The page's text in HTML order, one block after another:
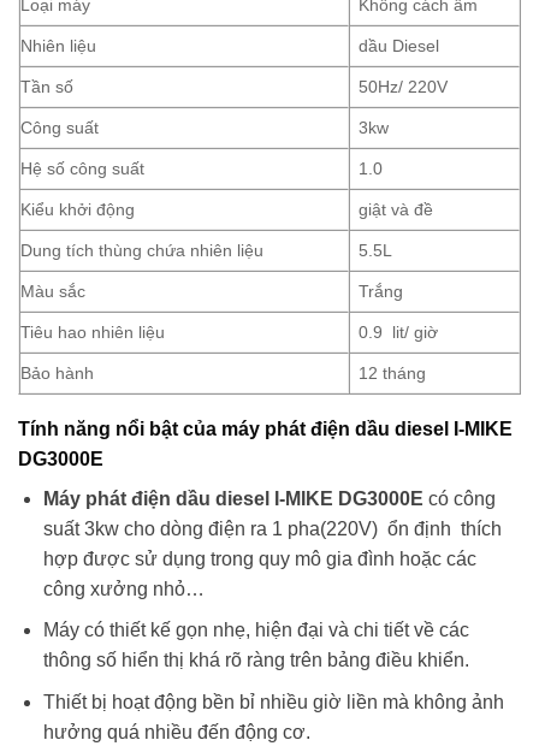
Loại máy Không cách âm
Nhiên liệu dầu Diesel
Tần số 50Hz/ 220V
Công suất 3kw
Hệ số công suất 1.0
Kiểu khởi động giật và đề
Dung tích thùng chứa nhiên liệu 5.5L
Màu sắc Trắng
Tiêu hao nhiên liệu 0.9 lit/ giờ
Bảo hành 12 tháng
Tính năng nổi bật của máy phát điện dầu diesel I-MIKE
DG3000E
Máy phát điện dầu diesel I-MIKE DG3000E có công
suất 3kw cho dòng điện ra 1 pha(220V) ổn định thích
hợp được sử dụng trong quy mô gia đình hoặc các
công xưởng nhỏ…
Máy có thiết kế gọn nhẹ, hiện đại và chi tiết về các
thông số hiển thị khá rõ ràng trên bảng điều khiển.
Thiết bị hoạt động bền bỉ nhiều giờ liền mà không ảnh
hưởng quá nhiều đến động cơ.